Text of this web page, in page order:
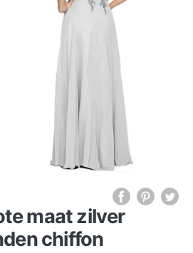
maat zilver
chiffon